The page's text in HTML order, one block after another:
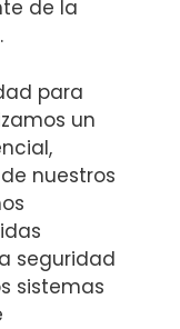
de la
para
un
nuestros
seguridad
sistemas